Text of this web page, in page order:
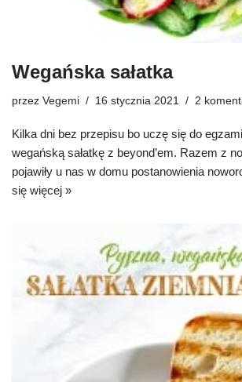
Wegańska sałatka
przez Vegemi 16 stycznia 2021 2
Kilka dni bez przepisu bo uczę się do
wegańską sałatkę z beyond’em. Razem z
pojawiły u nas w domu postanowienia
się więcej »